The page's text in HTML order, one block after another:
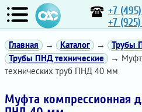
+7
+7
Главная → Каталог → Трубы
Трубы ПНД технические
→
технических труб ПНД 40 мм
Муфта компрессионная